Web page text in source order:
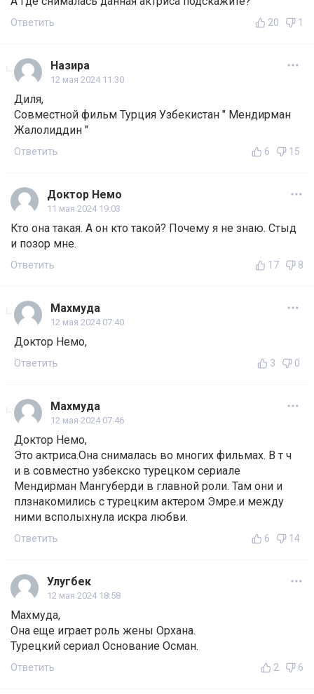
Ответить 20 1
Назира
12 мая 2024 11:30
Диля,
Совместной фильм Турция Узбекистан " Мендирман
Жалолиддин "
Ответить 6 15
Доктор Немо
11 мая 2024 19:03
Кто она такая. А он кто такой? Почему я не знаю. Стыд
и позор мне.
Ответить 17 8
Махмуда
12 мая 2024 07:40
Доктор Немо,
Ответить 3 0
Махмуда
12 мая 2024 07:46
Доктор Немо,
Это актриса.Она снималась во многих фильмах. В т ч
и в совместно узбекско турецком сериале
Мендирман Мангуберди в главной роли. Там они и
плзнакомились с турецким актером Эмре.и между
ними всполыхнула искра любви.
Ответить 6 14
Улугбек
12 мая 2024 18:58
Махмуда,
Она еще играет роль жены Орхана.
Турецкий сериал Основание Осман.
Ответить 2 6